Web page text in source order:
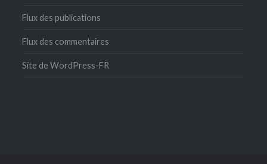
Flux des publications
Flux des commentaires
Site de WordPress-FR